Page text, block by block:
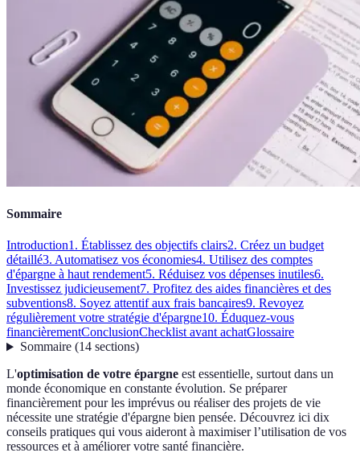
Sommaire
Introduction1. Établissez des objectifs clairs2. Créez un budget
détaillé3. Automatisez vos économies4. Utilisez des comptes
d'épargne à haut rendement5. Réduisez vos dépenses inutiles6.
Investissez judicieusement7. Profitez des aides financières et des
subventions8. Soyez attentif aux frais bancaires9. Revoyez
régulièrement votre stratégie d'épargne10. Éduquez-vous
financièrementConclusionChecklist avant achatGlossaire
Sommaire(14 sections)
L'optimisation de votre épargne est essentielle, surtout dans un
monde économique en constante évolution. Se préparer
financièrement pour les imprévus ou réaliser des projets de vie
nécessite une stratégie d'épargne bien pensée. Découvrez ici dix
conseils pratiques qui vous aideront à maximiser l’utilisation de vos
ressources et à améliorer votre santé financière.